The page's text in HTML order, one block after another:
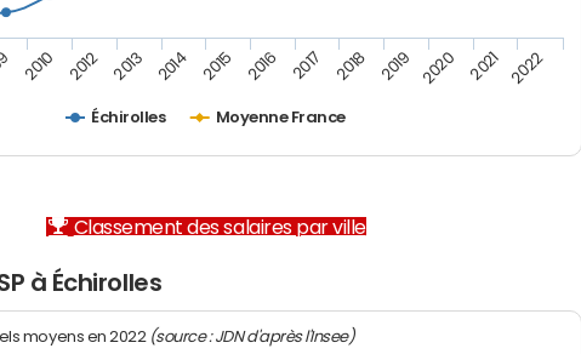
Échirolles Moyenne France
2010 2012 2013 2014 2015 2016 2017 2018 2019 2020 2021 2022
Classement des salaires par ville
à Échirolles
moyens en 2022 (source : JDN d'après l'Insee)